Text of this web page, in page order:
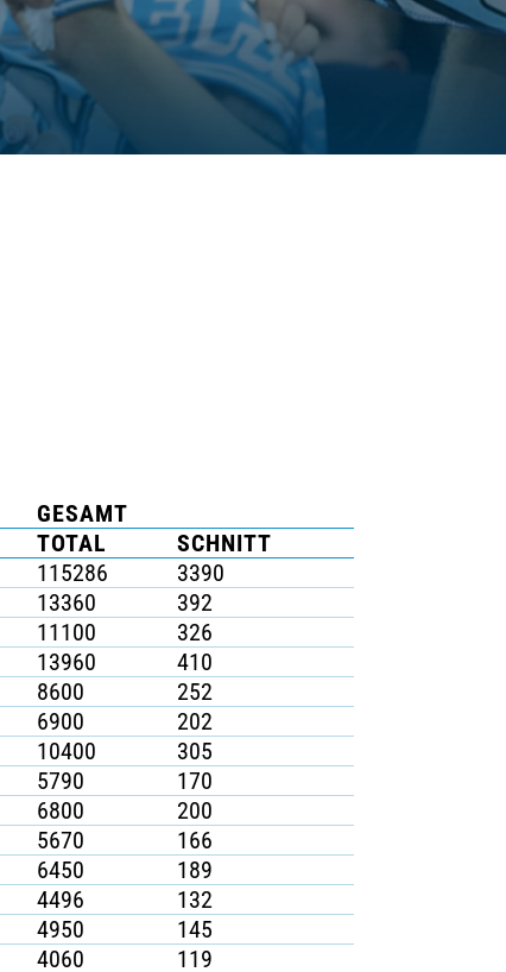
GESAMT
TOTAL
SCHNITT
115286
3390
13360
392
11100
326
13960
410
8600
252
6900
202
10400
305
5790
170
6800
200
5670
166
6450
189
4496
132
4950
145
4060
119